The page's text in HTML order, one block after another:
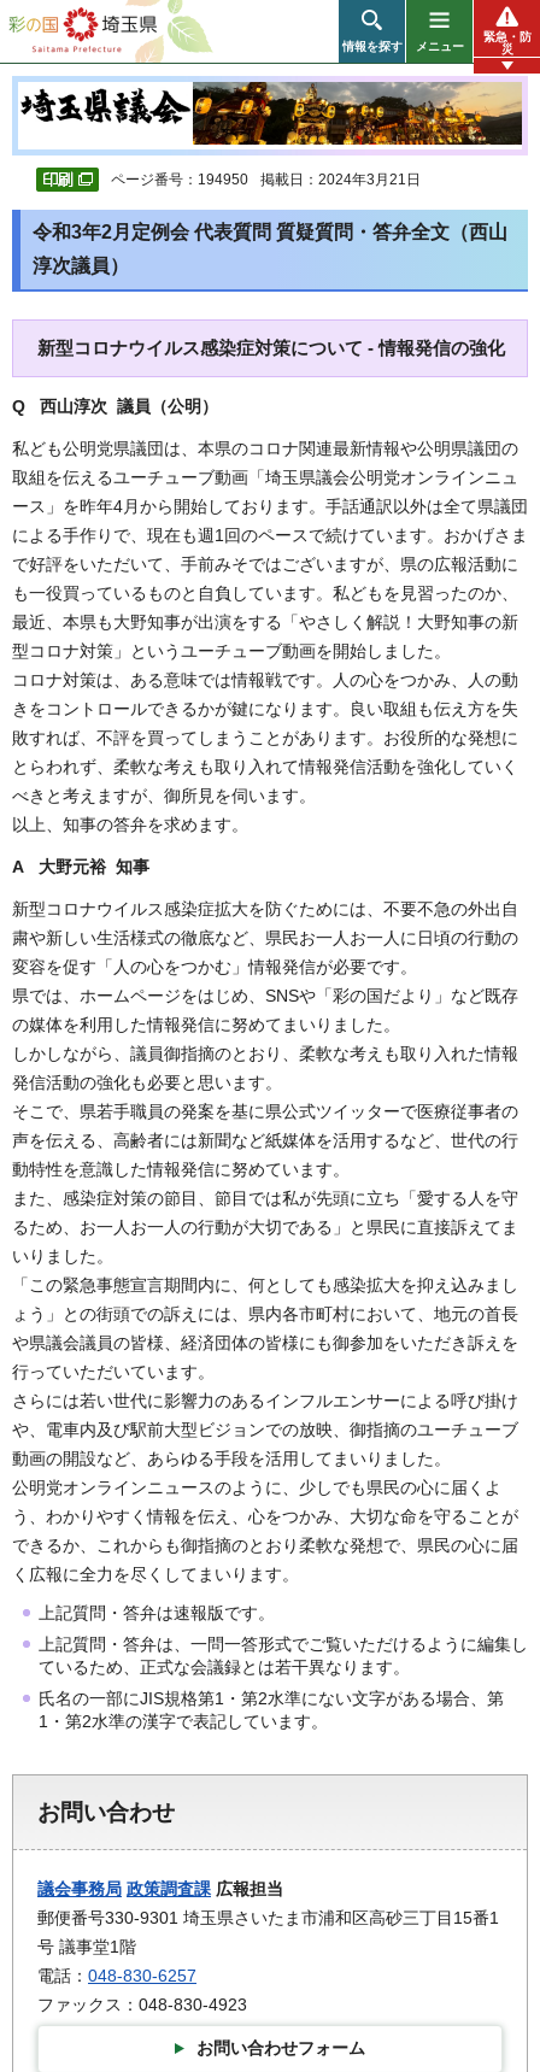
彩の国 埼玉県
情報を探す メニュー
緊急・防
災
ページ番号：194950 掲載日：2024年3月21日
令和3年2月定例会 代表質問 質疑質問・答弁全文（西山
淳次議員）
新型コロナウイルス感染症対策について - 情報発信の強化
Q 西山淳次 議員（公明）
私ども公明党県議団は、本県のコロナ関連最新情報や公明県議団の
取組を伝えるユーチューブ動画「埼玉県議会公明党オンラインニュ
ース」を昨年4月から開始しております。手話通訳以外は全て県議団
による手作りで、現在も週1回のペースで続けています。おかげさま
で好評をいただいて、手前みそではございますが、県の広報活動に
も一役買っているものと自負しています。私どもを見習ったのか、
最近、本県も大野知事が出演をする「やさしく解説！大野知事の新
型コロナ対策」というユーチューブ動画を開始しました。
コロナ対策は、ある意味では情報戦です。人の心をつかみ、人の動
きをコントロールできるかが鍵になります。良い取組も伝え方を失
敗すれば、不評を買ってしまうことがあります。お役所的な発想に
とらわれず、柔軟な考えも取り入れて情報発信活動を強化していく
べきと考えますが、御所見を伺います。
以上、知事の答弁を求めます。
A 大野元裕 知事
新型コロナウイルス感染症拡大を防ぐためには、不要不急の外出自
粛や新しい生活様式の徹底など、県民お一人お一人に日頃の行動の
変容を促す「人の心をつかむ」情報発信が必要です。
県では、ホームページをはじめ、SNSや「彩の国だより」など既存
の媒体を利用した情報発信に努めてまいりました。
しかしながら、議員御指摘のとおり、柔軟な考えも取り入れた情報
発信活動の強化も必要と思います。
そこで、県若手職員の発案を基に県公式ツイッターで医療従事者の
声を伝える、高齢者には新聞など紙媒体を活用するなど、世代の行
動特性を意識した情報発信に努めています。
また、感染症対策の節目、節目では私が先頭に立ち「愛する人を守
るため、お一人お一人の行動が大切である」と県民に直接訴えてま
いりました。
「この緊急事態宣言期間内に、何としても感染拡大を抑え込みまし
ょう」との街頭での訴えには、県内各市町村において、地元の首長
や県議会議員の皆様、経済団体の皆様にも御参加をいただき訴えを
行っていただいています。
さらには若い世代に影響力のあるインフルエンサーによる呼び掛け
や、電車内及び駅前大型ビジョンでの放映、御指摘のユーチューブ
動画の開設など、あらゆる手段を活用してまいりました。
公明党オンラインニュースのように、少しでも県民の心に届くよ
う、わかりやすく情報を伝え、心をつかみ、大切な命を守ることが
できるか、これからも御指摘のとおり柔軟な発想で、県民の心に届
く広報に全力を尽くしてまいります。
上記質問・答弁は速報版です。
上記質問・答弁は、一問一答形式でご覧いただけるように編集し
ているため、正式な会議録とは若干異なります。
氏名の一部にJIS規格第1・第2水準にない文字がある場合、第
1・第2水準の漢字で表記しています。
お問い合わせ
議会事務局 政策調査課 広報担当
郵便番号330-9301 埼玉県さいたま市浦和区高砂三丁目15番1
号 議事堂1階
電話： 048-830-6257
ファックス：048-830-4923
お問い合わせフォーム